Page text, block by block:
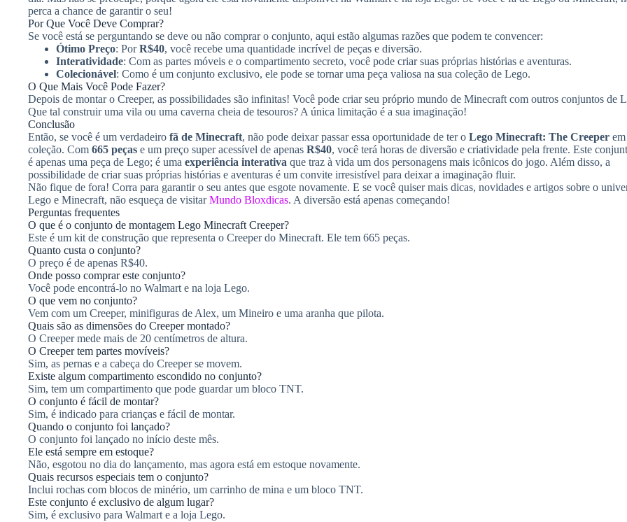
perca a chance de garantir o seu!
Por Que Você Deve Comprar?
Se você está se perguntando se deve ou não comprar o conjunto, aqui estão algumas razões que podem te convencer:
Ótimo Preço: PorR$40, você recebe uma quantidade incrível de peças e diversão.
Interatividade: Com as partes móveis e o compartimento secreto, você pode criar suas próprias histórias e aventuras.
Colecionável: Como é um conjunto exclusivo, ele pode se tornar uma peça valiosa na sua coleção de Lego.
O Que Mais Você Pode Fazer?
Depois de montar o Creeper, as possibilidades são infinitas! Você pode criar seu próprio mundo de Minecraft com outros conjuntos de
Que tal construir uma vila ou uma caverna cheia de tesouros? A única limitação é a sua imaginação!
Conclusão
Então, se você é um verdadeiro fã de Minecraft, não pode deixar passar essa oportunidade de ter o Lego Minecraft: The Creeper
coleção. Com 665 peças e um preço super acessível de apenas R$40, você terá horas de diversão e criatividade pela frente. Este
é apenas uma peça de Lego; é uma experiência interativa que traz à vida um dos personagens mais icônicos do jogo. Além disso, a
possibilidade de criar suas próprias histórias e aventuras é um convite irresistível para deixar a imaginação fluir.
Não fique de fora! Corra para garantir o seu antes que esgote novamente. E se você quiser mais dicas, novidades e artigos sobre o
Lego e Minecraft, não esqueça de visitarMundo Bloxdicas. A diversão está apenas começando!
Perguntas frequentes
O que é o conjunto de montagem Lego Minecraft Creeper?
Este é um kit de construção que representa o Creeper do Minecraft. Ele tem 665 peças.
Quanto custa o conjunto?
O preço é de apenas R$40.
Onde posso comprar este conjunto?
Você pode encontrá-lo no Walmart e na loja Lego.
O que vem no conjunto?
Vem com um Creeper, minifiguras de Alex, um Mineiro e uma aranha que pilota.
Quais são as dimensões do Creeper montado?
O Creeper mede mais de 20 centímetros de altura.
O Creeper tem partes movíveis?
Sim, as pernas e a cabeça do Creeper se movem.
Existe algum compartimento escondido no conjunto?
Sim, tem um compartimento que pode guardar um bloco TNT.
O conjunto é fácil de montar?
Sim, é indicado para crianças e fácil de montar.
Quando o conjunto foi lançado?
O conjunto foi lançado no início deste mês.
Ele está sempre em estoque?
Não, esgotou no dia do lançamento, mas agora está em estoque novamente.
Quais recursos especiais tem o conjunto?
Inclui rochas com blocos de minério, um carrinho de mina e um bloco TNT.
Este conjunto é exclusivo de algum lugar?
Sim, é exclusivo para Walmart e a loja Lego.